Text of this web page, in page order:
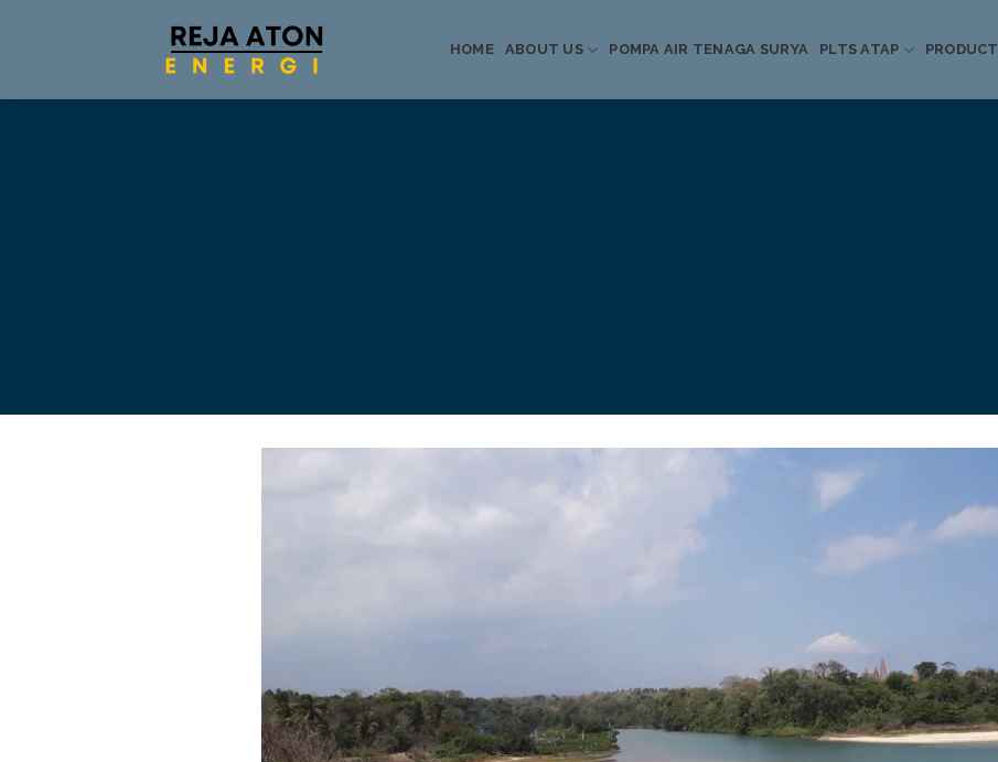
HOME ABOUT US POMPA AIR TENAGA SURYA PLTS ATAP PRODUCT
Informasi Terkini